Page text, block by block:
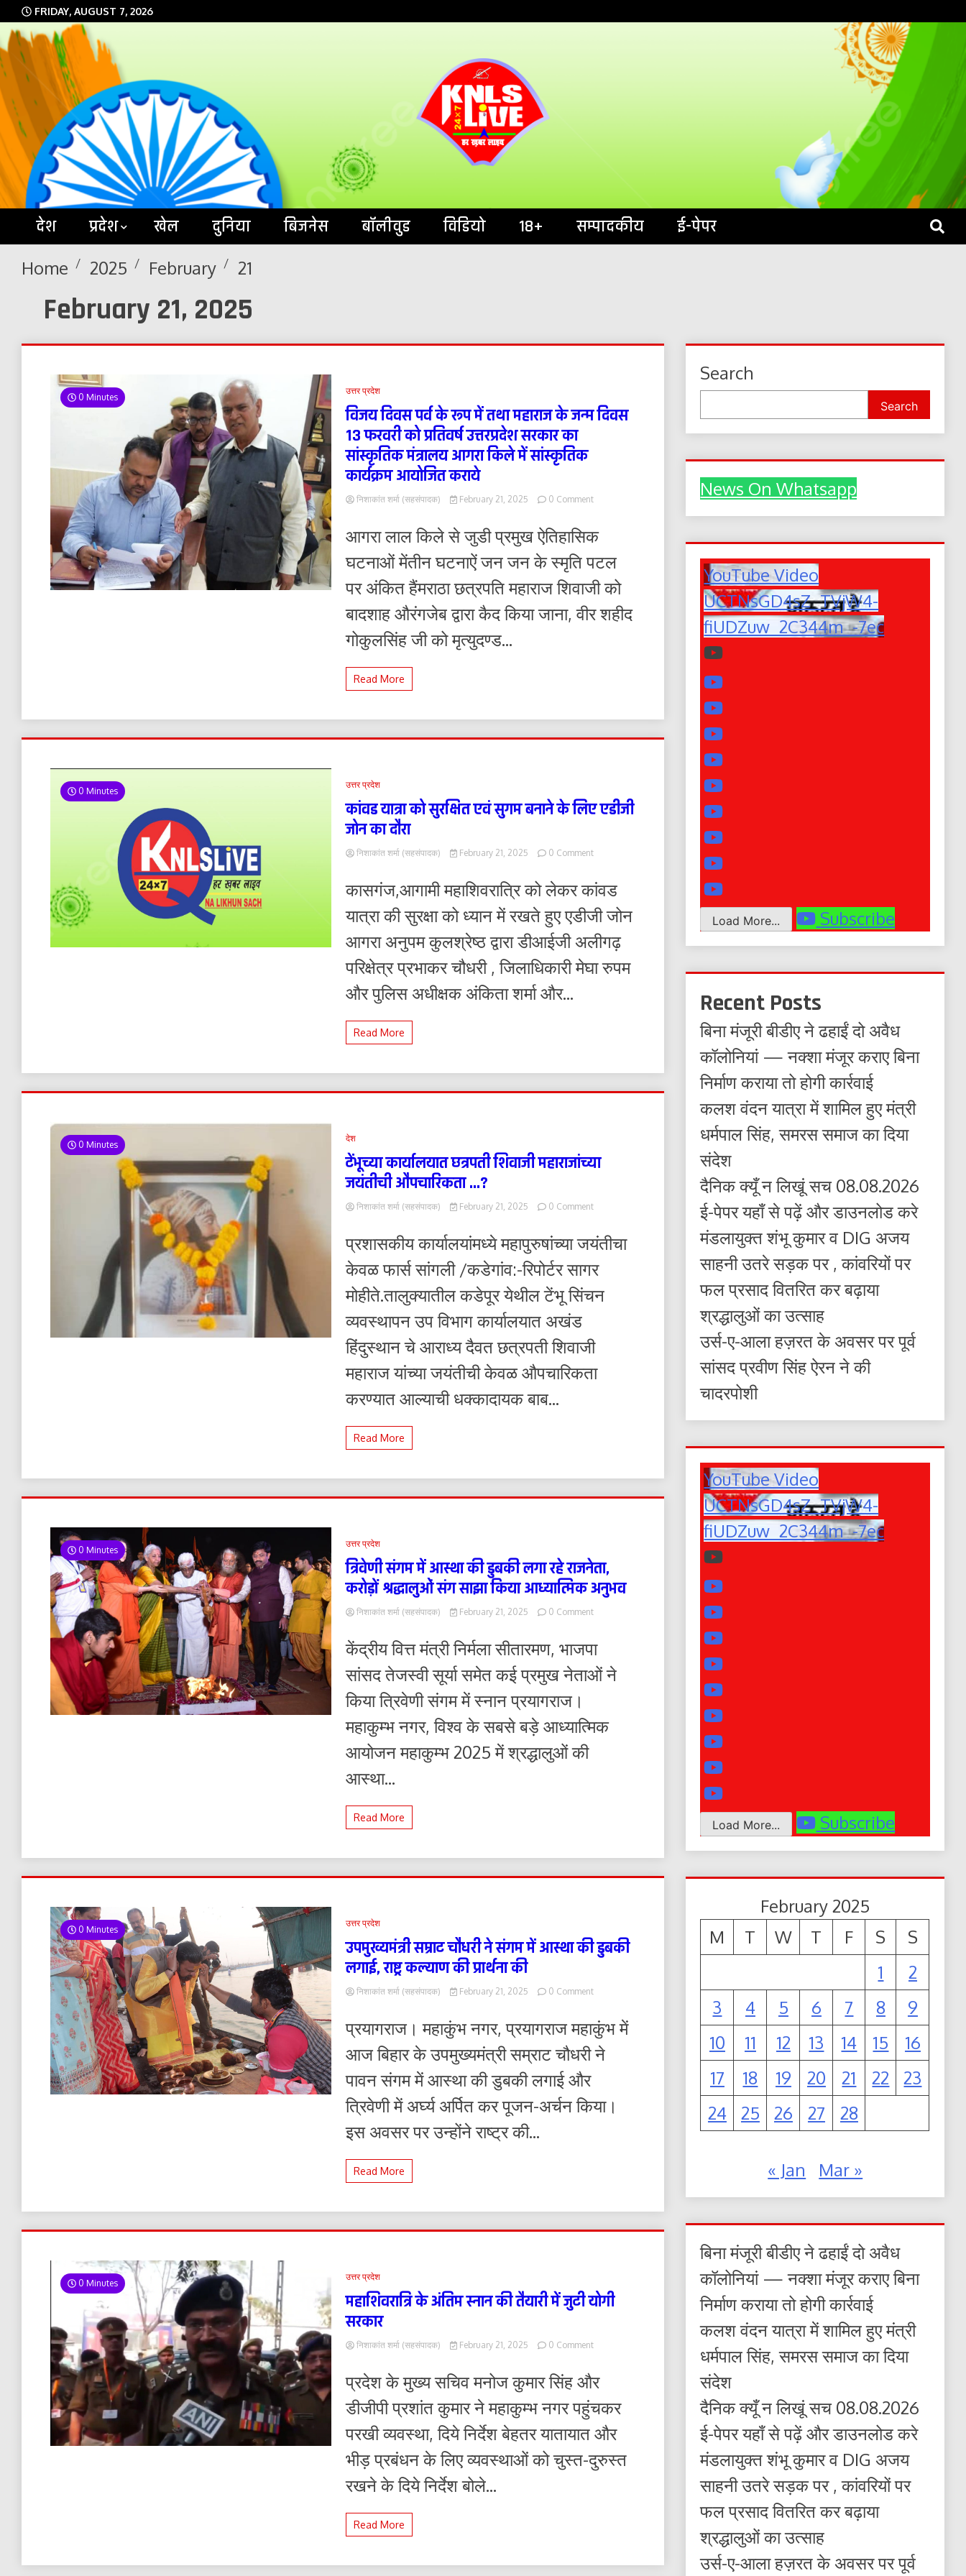
Skip
to
content
FRIDAY, AUGUST 7, 2026
KNLS LIVE
देश प्रदेश खेल दुनिया बिजनेस बॉलीवुड विडियो 18+ सम्पादकीय ई-पेपर
Home 2025 February 21
February 21, 2025
0 Minutes
उत्तर प्रदेश
विजय दिवस पर्व के रूप में तथा महाराज के जन्म दिवस
13 फरवरी को प्रतिवर्ष उत्तरप्रदेश सरकार का
सांस्कृतिक मंत्रालय आगरा किले में सांस्कृतिक
कार्यक्रम आयोजित कराये
निशाकांत शर्मा (सहसंपादक) February 21, 2025 0 Commenton
पर्व
रूप
तथा
के
सरकार
सांस्कृतिक
आगरा लाल किले से जुडी प्रमुख ऐतिहासिक
घटनाओं मेंतीन घटनाऐं जन जन के स्मृति पटल
पर अंकित हैंमराठा छत्रपति महाराज शिवाजी को
बादशाह औरंगजेब द्वारा कैद किया जाना, वीर शहीद
गोकुलसिंह जी को मृत्युदण्ड...
Read More
0 Minutes
उत्तर प्रदेश
कांवड यात्रा को सुरक्षित एवं सुगम बनाने के लिए एडीजी
जोन का दौरा
निशाकांत शर्मा (सहसंपादक) February 21, 2025 0 Commenton
को
एवं
बनाने
लिए
कासगंज,आगामी महाशिवरात्रि को लेकर कांवड
यात्रा की सुरक्षा को ध्यान में रखते हुए एडीजी जोन
आगरा अनुपम कुलश्रेष्ठ द्वारा डीआईजी अलीगढ़
परिक्षेत्र प्रभाकर चौधरी , जिलाधिकारी मेघा रुपम
और पुलिस अधीक्षक अंकिता शर्मा और...
Read More
0 Minutes
देश
टेंभूच्या कार्यालयात छत्रपती शिवाजी महाराजांच्या
जयंतीची औपचारिकता …?
निशाकांत शर्मा (सहसंपादक) February 21, 2025 0 Commenton
छत्रपती
महाराजांच्या
औपचारिकता
प्रशासकीय कार्यालयांमध्ये महापुरुषांच्या जयंतीचा
केवळ फार्स सांगली /कडेगांव:-रिपोर्टर सागर
मोहीते.तालुक्यातील कडेपूर येथील टेंभू सिंचन
व्यवस्थापन उप विभाग कार्यालयात अखंड
हिंदुस्थान चे आराध्य दैवत छत्रपती शिवाजी
महाराज यांच्या जयंतीची केवळ औपचारिकता
करण्यात आल्याची धक्कादायक बाब...
Read More
0 Minutes
उत्तर प्रदेश
त्रिवेणी संगम में आस्था की डुबकी लगा रहे राजनेता,
करोड़ों श्रद्धालुओं संग साझा किया आध्यात्मिक अनुभव
निशाकांत शर्मा (सहसंपादक) February 21, 2025 0 Commenton
आस्था
की
राजनेता,
केंद्रीय वित्त मंत्री निर्मला सीतारमण, भाजपा
सांसद तेजस्वी सूर्या समेत कई प्रमुख नेताओं ने
किया त्रिवेणी संगम में स्नान प्रयागराज।
महाकुम्भ नगर, विश्व के सबसे बड़े आध्यात्मिक
आयोजन महाकुम्भ 2025 में श्रद्धालुओं की
आस्था...
Read More
0 Minutes
उत्तर प्रदेश
उपमुख्यमंत्री सम्राट चौधरी ने संगम में आस्था की डुबकी
लगाई, राष्ट्र कल्याण की प्रार्थना की
निशाकांत शर्मा (सहसंपादक) February 21, 2025 0 Commenton
चौधरी
ने
संगम
डुबकी
प्रयागराज। महाकुंभ नगर, प्रयागराज महाकुंभ में
आज बिहार के उपमुख्यमंत्री सम्राट चौधरी ने
पावन संगम में आस्था की डुबकी लगाई और
त्रिवेणी में अर्घ्य अर्पित कर पूजन-अर्चन किया।
इस अवसर पर उन्होंने राष्ट्र की...
Read More
0 Minutes
उत्तर प्रदेश
महाशिवरात्रि के अंतिम स्नान की तैयारी में जुटी योगी
सरकार
निशाकांत शर्मा (सहसंपादक) February 21, 2025 0 Commenton
अंतिम
की
तैयारी
में
योगी
सरकार
प्रदेश के मुख्य सचिव मनोज कुमार सिंह और
डीजीपी प्रशांत कुमार ने महाकुम्भ नगर पहुंचकर
परखी व्यवस्था, दिये निर्देश बेहतर यातायात और
भीड़ प्रबंधन के लिए व्यवस्थाओं को चुस्त-दुरुस्त
रखने के दिये निर्देश बोले...
Read More
Search
Search
News On Whatsapp
YouTube Video
UCTNsGD4sZ_TVjW4-
fiUDZuw_2C344m_-7ec
Load More... Subscribe
Recent Posts
बिना मंजूरी बीडीए ने ढहाईं दो अवैध
कॉलोनियां — नक्शा मंजूर कराए बिना
निर्माण कराया तो होगी कार्रवाई
कलश वंदन यात्रा में शामिल हुए मंत्री
धर्मपाल सिंह, समरस समाज का दिया
संदेश
दैनिक क्यूँ न लिखूं सच 08.08.2026
ई-पेपर यहाँ से पढ़ें और डाउनलोड करे
मंडलायुक्त शंभू कुमार व DIG अजय
साहनी उतरे सड़क पर , कांवरियों पर
फल प्रसाद वितरित कर बढ़ाया
श्रद्धालुओं का उत्साह
उर्स-ए-आला हज़रत के अवसर पर पूर्व
सांसद प्रवीण सिंह ऐरन ने की
चादरपोशी
YouTube Video
UCTNsGD4sZ_TVjW4-
fiUDZuw_2C344m_-7ec
Load More... Subscribe
February 2025
M
T W T F S
S
1
2
3
4 5 6 7 8
9
10
11 12 13 14 15
16
17
18 19 20 21 22
23
24
25 26 27 28
« Jan Mar »
बिना मंजूरी बीडीए ने ढहाईं दो अवैध
कॉलोनियां — नक्शा मंजूर कराए बिना
निर्माण कराया तो होगी कार्रवाई
कलश वंदन यात्रा में शामिल हुए मंत्री
धर्मपाल सिंह, समरस समाज का दिया
संदेश
दैनिक क्यूँ न लिखूं सच 08.08.2026
ई-पेपर यहाँ से पढ़ें और डाउनलोड करे
मंडलायुक्त शंभू कुमार व DIG अजय
साहनी उतरे सड़क पर , कांवरियों पर
फल प्रसाद वितरित कर बढ़ाया
श्रद्धालुओं का उत्साह
उर्स-ए-आला हज़रत के अवसर पर पूर्व